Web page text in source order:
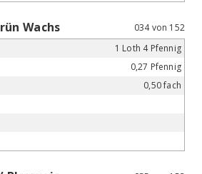
Wachs
034 von 152
1 Loth 4 Pfennig
0,27 Pfennig
0,50 fach